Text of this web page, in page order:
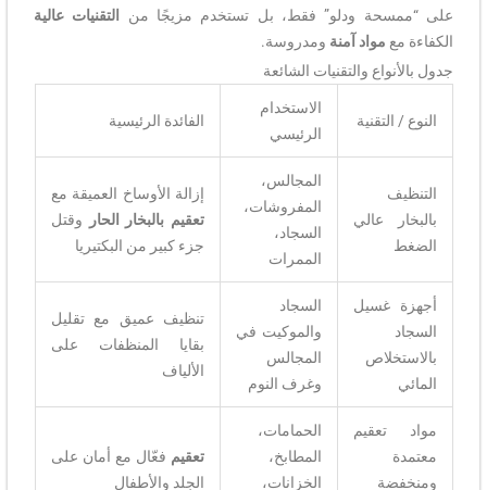
على “ممسحة ودلو” فقط، بل تستخدم مزيجًا من
التقنيات عالية
الكفاءة مع مواد آمنة ومدروسة.
جدول بالأنواع والتقنيات الشائعة
النوع / التقنية
الاستخدام
الرئيسي
الفائدة الرئيسية
التنظيف
بالبخار عالي
الضغط
المجالس،
المفروشات،
السجاد،
الممرات
إزالة الأوساخ العميقة مع
تعقيم بالبخار الحار
وقتل
جزء كبير من البكتيريا
أجهزة غسيل
السجاد
بالاستخلاص
المائي
السجاد
والموكيت في
المجالس
وغرف النوم
تنظيف عميق مع تقليل
بقايا المنظفات على
الألياف
مواد تعقيم
معتمدة
ومنخفضة
الحمامات،
المطابخ،
الخزانات،
تعقيم فعّال مع أمان على
الجلد والأطفال